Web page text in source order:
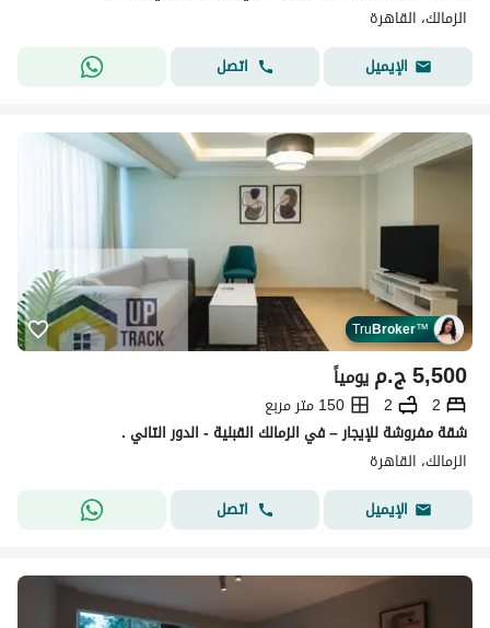
الزمالك، القاهرة
الإيميل
اتصل
TruBroker™
ج.م5,500 يومياً
2
2
150 متر مربع
شقة مفروشة للإيجار – في الزمالك القبلية - الدور التاني .
الزمالك، القاهرة
الإيميل
اتصل